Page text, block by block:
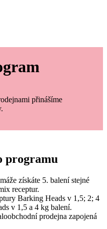
přinášíme
programu
získáte 5. balení stejné
receptur.
Barking Heads v 1,5; 2; 4
v 1,5 a 4 kg balení.
prodejna zapojená